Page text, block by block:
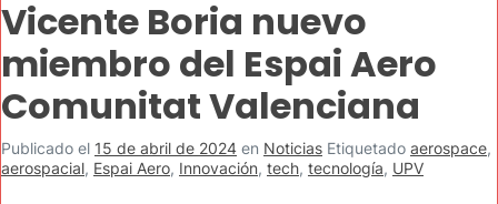
Vicente Boria nuevo
miembro del Espai Aero
Comunitat Valenciana
Publicado el 15 de abril de 2024 en Noticias Etiquetado aerospace,
aerospacial, Espai Aero, Innovación, tech, tecnología, UPV